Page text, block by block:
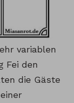
variablen
Fei den
die Gäste